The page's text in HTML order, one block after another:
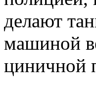
делают
машиной
циничной